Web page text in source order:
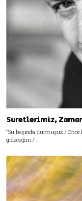
Suretlerimiz,
“Su başında durmuşuz /
gideceğim /…